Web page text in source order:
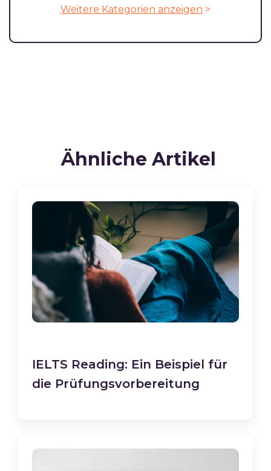
Weitere Kategorien anzeigen >
Ähnliche Artikel
IELTS Reading: Ein Beispiel für
die Prüfungsvorbereitung